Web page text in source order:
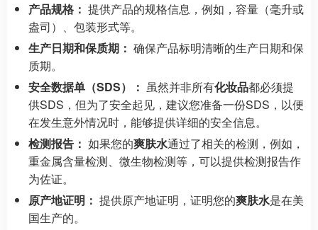
产品规格： 提供产品的规格信息，例如，容量（毫升或
盎司）、包装形式等。
生产日期和保质期： 确保产品标明清晰的生产日期和保
质期。
安全数据单（SDS）： 虽然并非所有化妆品都必须提
供SDS，但为了安全起见，建议您准备一份SDS，以便
在发生意外情况时，能够提供详细的安全信息。
检测报告： 如果您的爽肤水通过了相关的检测，例如，
重金属含量检测、微生物检测等，可以提供检测报告作
为佐证。
原产地证明： 提供原产地证明，证明您的爽肤水是在美
国生产的。